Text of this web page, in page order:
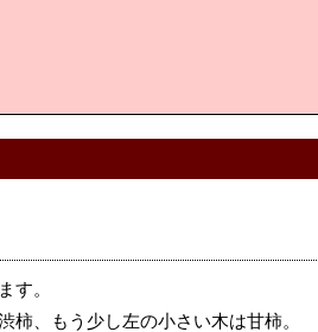
す。
柿、もう少し左の小さい木は甘柿。